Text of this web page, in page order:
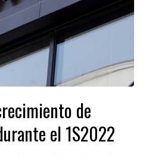
de
el 1S2022